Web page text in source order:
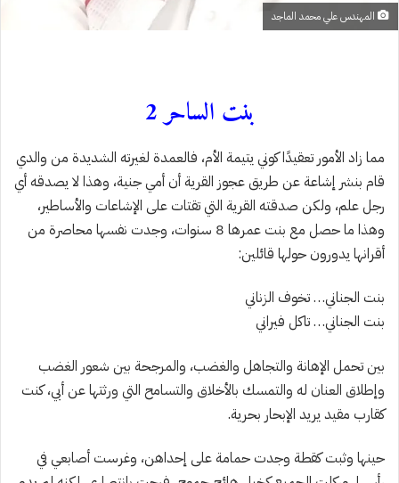
المهندس علي محمد الماجد
بنت الساحر 2
مما زاد الأمور تعقيدًا كوني يتيمة الأم، فالعمدة لغيرته الشديدة من والدي
قام بنشر إشاعة عن طريق عجوز القرية أن أمي جنية، وهذا لا يصدقه أي
رجل علم، ولكن صدقته القرية التي تقتات على الإشاعات والأساطير،
وهذا ما حصل مع بنت عمرها 8 سنوات، وجدت نفسها محاصرة من
أقرانها يدورون حولها قائلين:
بنت الجناني… تخوف الزناني
بنت الجناني… تاكل فيراني
بين تحمل الإهانة والتجاهل والغضب، والمرجحة بين شعور الغضب
وإطلاق العنان له والتمسك بالأخلاق والتسامح التي ورثتها عن أبي، كنت
كقارب مقيد يريد الإبحار بحرية.
حينها وثبت كقطة وجدت حمامة على إحداهن، وغرست أصابعي في